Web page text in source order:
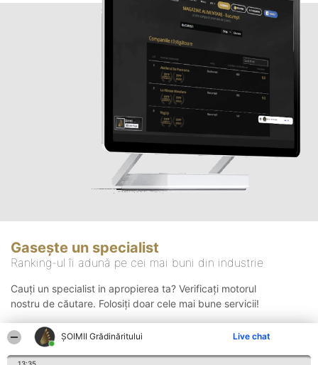
ȘOIMII Grădinăritului Live chat
Gasește un specialist
Ranking-ul îi adună pe cei mai buni din industrie
Cauți un specialist in apropierea ta? Verificați motorul
nostru de căutare. Folosiți doar cele mai bune servicii!